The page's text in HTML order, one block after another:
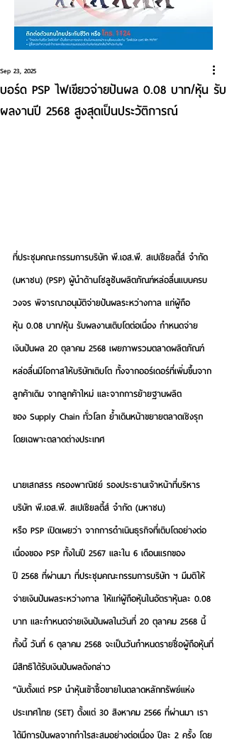
บอร์ด PSP ไฟเขียวจ่ายปันผล 0.08 บาท/หุ้น รับ
ผลงานปี 2568 สูงสุดเป็นประวัติการณ์
Sep 23, 2025
ที่ประชุมคณะกรรมการบริษัท พี.เอส.พี. สเปเชียลตี้ส์ จำกัด
(มหาชน) (PSP) ผู้นำด้านโซลูชันผลิตภัณฑ์หล่อลื่นแบบครบ
วงจร พิจารณาอนุมัติจ่ายปันผลระหว่างกาล แก่ผู้ถือ
หุ้น 0.08 บาท/หุ้น รับผลงานเติบโตต่อเนื่อง กำหนดจ่าย
เงินปันผล 20 ตุลาคม 2568 เผยภาพรวมตลาดผลิตภัณฑ์
หล่อลื่นมีโอกาสให้บริษัทเติบโต ทั้งจากออร์เดอร์ที่เพิ่มขึ้นจาก
ลูกค้าเดิม จากลูกค้าใหม่ และจากการย้ายฐานผลิต
ของ Supply Chain ทั่วโลก ย้ำเดินหน้าขยายตลาดเชิงรุก
โดยเฉพาะตลาดต่างประเทศ
นายเสกสรร ครองพาณิชย์ รองประธานเจ้าหน้าที่บริหาร
บริษัท พี.เอส.พี. สเปเชียลตี้ส์ จำกัด (มหาชน)
หรือ PSP เปิดเผยว่า จากการดำเนินธุรกิจที่เติบโตอย่างต่อ
เนื่องของ PSP ทั้งในปี 2567 และใน 6 เดือนแรกของ
ปี 2568 ที่ผ่านมา ที่ประชุมคณะกรรมการบริษัท ฯ มีมติให้
จ่ายเงินปันผลระหว่างกาล ให้แก่ผู้ถือหุ้นในอัตราหุ้นละ 0.08
บาท และกำหนดจ่ายเงินปันผลในวันที่ 20 ตุลาคม 2568 นี้
ทั้งนี้ วันที่ 6 ตุลาคม 2568 จะเป็นวันกำหนดรายชื่อผู้ถือหุ้นที่
มีสิทธิได้รับเงินปันผลดังกล่าว
“นับตั้งแต่ PSP นำหุ้นเข้าซื้อขายในตลาดหลักทรัพย์แห่ง
ประเทศไทย (SET) ตั้งแต่ 30 สิงหาคม 2566 ที่ผ่านมา เรา
ได้มีการปันผลจากกำไรสะสมอย่างต่อเนื่อง ปีละ 2 ครั้ง โดย